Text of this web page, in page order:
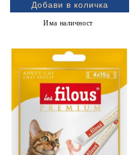
Има наличност